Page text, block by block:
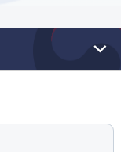
열